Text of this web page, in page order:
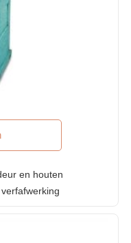
en houten